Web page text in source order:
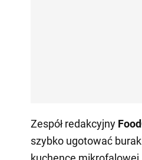
Zespół redakcyjny
szybko ugotować